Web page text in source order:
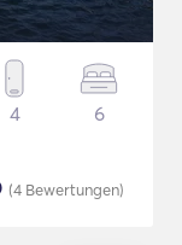
4 6
(4 Bewertungen)